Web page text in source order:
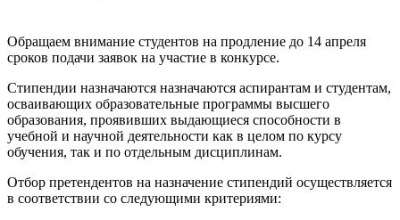
Обращаем внимание студентов на продление до 14 апреля
сроков подачи заявок на участие в конкурсе.
Стипендии назначаются назначаются аспирантам и студентам,
осваивающих образовательные программы высшего
образования, проявивших выдающиеся способности в
учебной и научной деятельности как в целом по курсу
обучения, так и по отдельным дисциплинам.
Отбор претендентов на назначение стипендий осуществляется
в соответствии со следующими критериями: